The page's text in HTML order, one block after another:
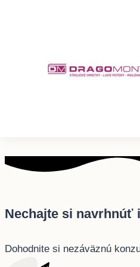
Nechajte si navrhnúť
Dohodnite si nezáväznú